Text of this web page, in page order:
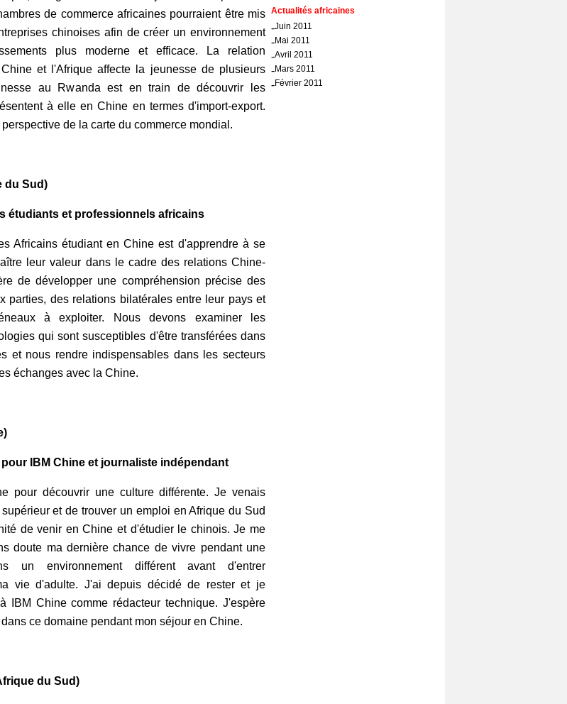
de commerce africaines pourraient être mis
chinoises afin de créer un environnement
plus moderne et efficace. La relation
et l'Afrique affecte la jeunesse de plusieurs
au Rwanda est en train de découvrir les
à elle en Chine en termes d'import-export.
de la carte du commerce mondial.
du Sud)
étudiants et professionnels africains
Africains étudiant en Chine est d'apprendre à se
leur valeur dans le cadre des relations Chine-
de développer une compréhension précise des
parties, des relations bilatérales entre leur pays et
à exploiter. Nous devons examiner les
qui sont susceptibles d'être transférées dans
et nous rendre indispensables dans les secteurs
échanges avec la Chine.
IBM Chine et journaliste indépendant
pour découvrir une culture différente. Je venais
et de trouver un emploi en Afrique du Sud
de venir en Chine et d'étudier le chinois. Je me
doute ma dernière chance de vivre pendant une
un environnement différent avant d'entrer
vie d'adulte. J'ai depuis décidé de rester et je
IBM Chine comme rédacteur technique. J'espère
ce domaine pendant mon séjour en Chine.
du Sud)
Actualités africaines
-Juin 2011
-Mai 2011
-Avril 2011
-Mars 2011
-Février 2011